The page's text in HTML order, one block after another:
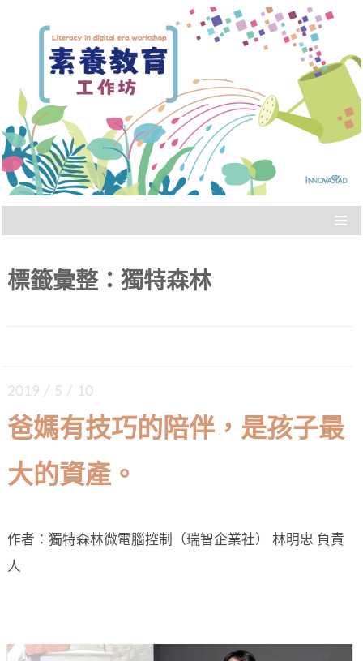
素養教育工作坊
Literacy in digital era workshop
≡
標籤彙整： 獨特森林
2019 / 5 / 10
爸媽有技巧的陪伴，是孩子最
大的資產。
作者：獨特森林微電腦控制（瑞智企業社） 林明忠 負責
人